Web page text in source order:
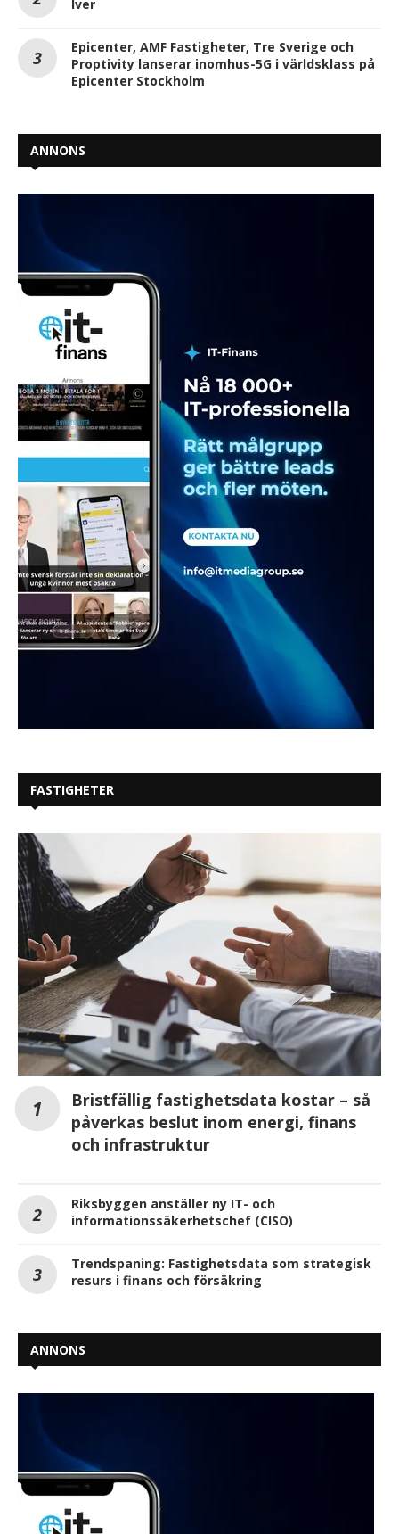
Iver
Epicenter, AMF Fastigheter, Tre Sverige och
Proptivity lanserar inomhus-5G i världsklass på
Epicenter Stockholm
ANNONS
FASTIGHETER
Bristfällig fastighetsdata kostar – så
påverkas beslut inom energi, finans
och infrastruktur
Riksbyggen anställer ny IT- och
informationssäkerhetschef (CISO)
Trendspaning: Fastighetsdata som strategisk
resurs i finans och försäkring
ANNONS